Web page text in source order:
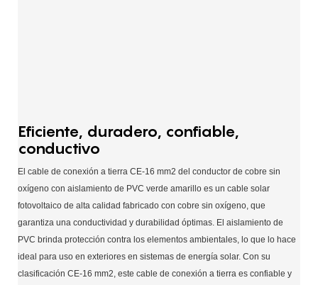
Eficiente, duradero, confiable,
conductivo
El cable de conexión a tierra CE-16 mm2 del conductor de cobre sin
oxígeno con aislamiento de PVC verde amarillo es un cable solar
fotovoltaico de alta calidad fabricado con cobre sin oxígeno, que
garantiza una conductividad y durabilidad óptimas. El aislamiento de
PVC brinda protección contra los elementos ambientales, lo que lo hace
ideal para uso en exteriores en sistemas de energía solar. Con su
clasificación CE-16 mm2, este cable de conexión a tierra es confiable y